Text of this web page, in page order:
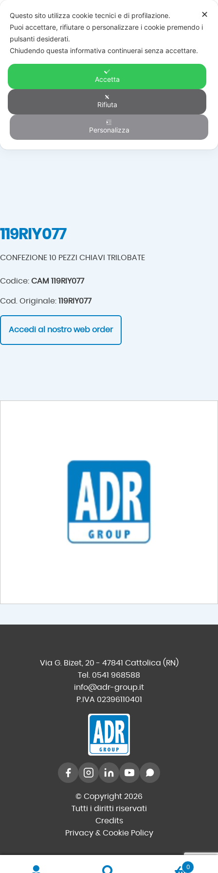
Generico
119RIY077
CONFEZIONE 10 PEZZI CHIAVI TRILOBATE
Codice: CAM 119RIY077
Cod. Originale: 119RIY077
Accedi al nostro web order
Via G. Bizet, 20 - 47841 Cattolica (RN)
Tel. 0541 968588
info@adr-group.it
P.IVA 02396110401
© Copyright 2026
Tutti i diritti riservati
Credits
Privacy & Cookie Policy
0
✕
Questo sito utilizza cookie tecnici e di profilazione.
Puoi accettare, rifiutare o personalizzare i cookie premendo i
pulsanti desiderati.
Chiudendo questa informativa continuerai senza accettare.
Accetta
Rifiuta
Personalizza